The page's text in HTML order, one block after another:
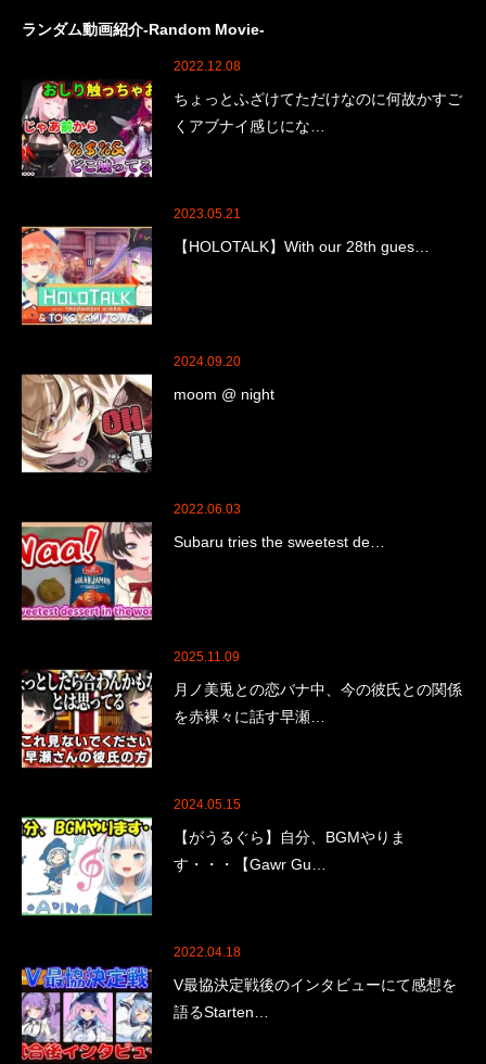
ランダム動画紹介-Random Movie-
2022.12.08
ちょっとふざけてただけなのに何故かすご
くアブナイ感じにな…
2023.05.21
【HOLOTALK】With our 28th gues…
2024.09.20
moom @ night
2022.06.03
Subaru tries the sweetest de…
2025.11.09
月ノ美兎との恋バナ中、今の彼氏との関係
を赤裸々に話す早瀬…
2024.05.15
【がうるぐら】自分、BGMやりま
す・・・【Gawr Gu…
2022.04.18
V最協決定戦後のインタビューにて感想を
語るStarten…